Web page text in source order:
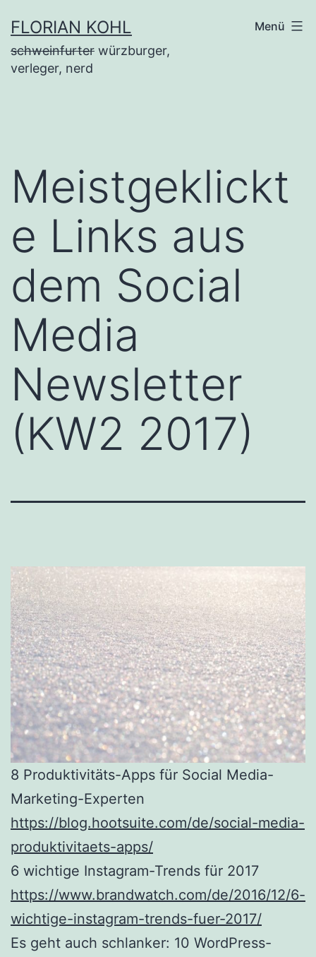
Inhalt
springen
FLORIAN KOHL
schweinfurter würzburger,
verleger, nerd
Menü
Meistgeklickt
e Links aus
dem Social
Media
Newsletter
(KW2 2017)
8 Produktivitäts-Apps für Social Media-
Marketing-Experten
https://blog.hootsuite.com/de/social-media-
produktivitaets-apps/
6 wichtige Instagram-Trends für 2017
https://www.brandwatch.com/de/2016/12/6-
wichtige-instagram-trends-fuer-2017/
Es geht auch schlanker: 10 WordPress-